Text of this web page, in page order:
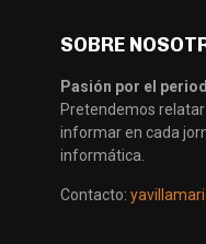
SOBRE
Pasión por el
Pretendemos
informar en cada
informática.
Contacto: